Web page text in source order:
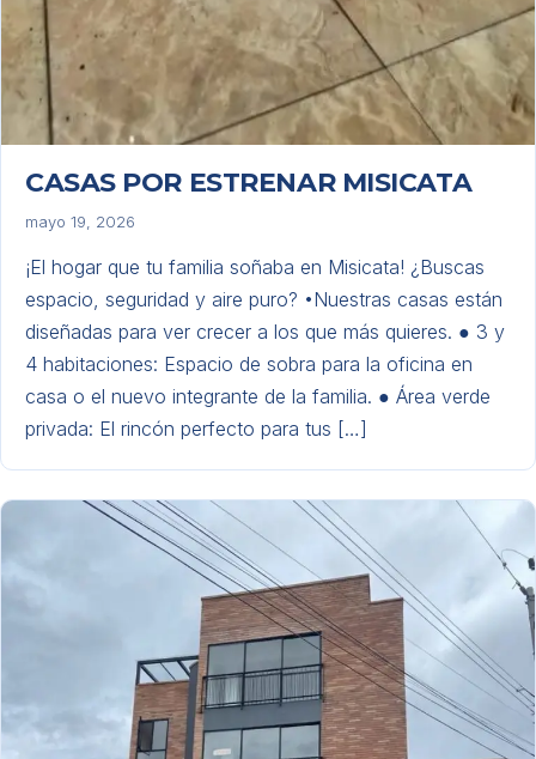
CASAS POR ESTRENAR MISICATA
mayo 19, 2026
¡El hogar que tu familia soñaba en Misicata! ​¿Buscas
espacio, seguridad y aire puro? •Nuestras casas están
diseñadas para ver crecer a los que más quieres. ● 3 y
4 habitaciones: Espacio de sobra para la oficina en
casa o el nuevo integrante de la familia.​ ● Área verde
privada: El rincón perfecto para tus […]